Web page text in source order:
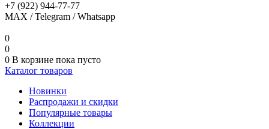
+7 (922) 944-77-77
MAX / Telegram / Whatsapp
0
0
0 В корзине пока пусто
Каталог товаров
Новинки
Распродажи и скидки
Популярные товары
Коллекции